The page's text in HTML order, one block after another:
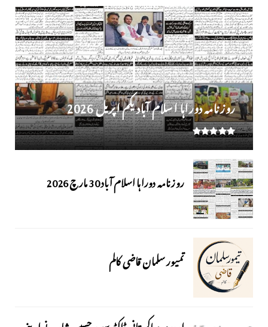
روز نامہ دوراہا اسلام آباد یکم اپریل 2026
روزنامہ دوراہا اسلام آباد 30 مارچ 2026
تمیور سلمان قاضی کالم